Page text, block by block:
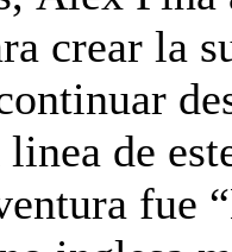
crear la
linea de
fue